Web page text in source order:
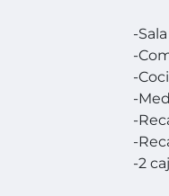
-Sala
-
-
-
-
-
-2